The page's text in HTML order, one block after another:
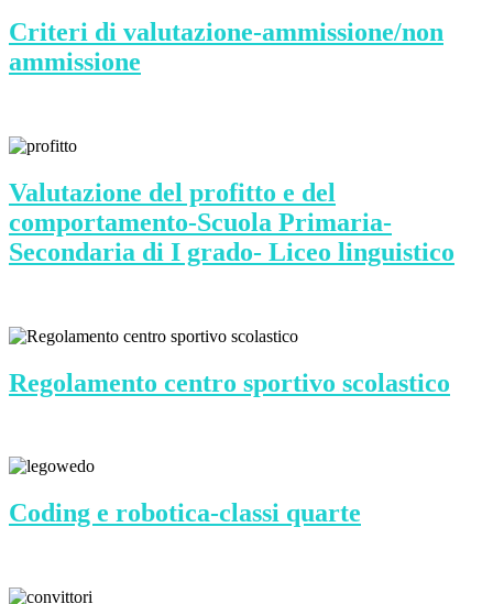
Criteri di valutazione-ammissione/non
ammissione
Valutazione del profitto e del
comportamento-Scuola Primaria-
Secondaria di I grado- Liceo linguistico
Regolamento centro sportivo scolastico
Coding e robotica-classi quarte